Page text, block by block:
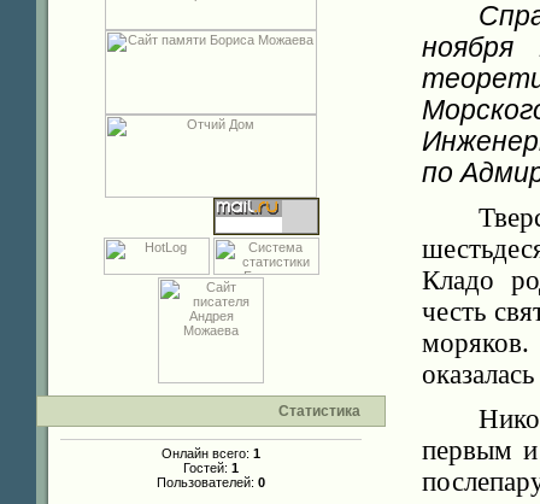
Статистика
Онлайн всего: 1
Гостей: 1
Пользователей: 0
по
Кладо
честь
первым